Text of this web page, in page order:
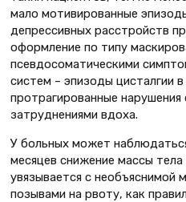
мало мотивированные
депрессивных расстройств
оформление по типу
псевдосоматическими
систем – эпизоды цисталгии
протрагированные нарушения
затруднениями вдоха.
У больных может
месяцев снижение массы
увязывается с необъяснимой
позывами на рвоту, как